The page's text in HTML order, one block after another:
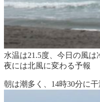
水温は21.5度、今日の風
夜には北風に変わる予報
朝は潮多く、14時30分に干